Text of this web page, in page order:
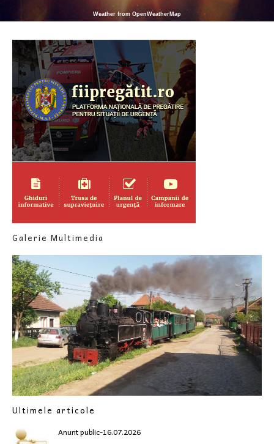
Weather from OpenWeatherMap
Galerie Multimedia
Ultimele articole
Anunt public-16.07.2026